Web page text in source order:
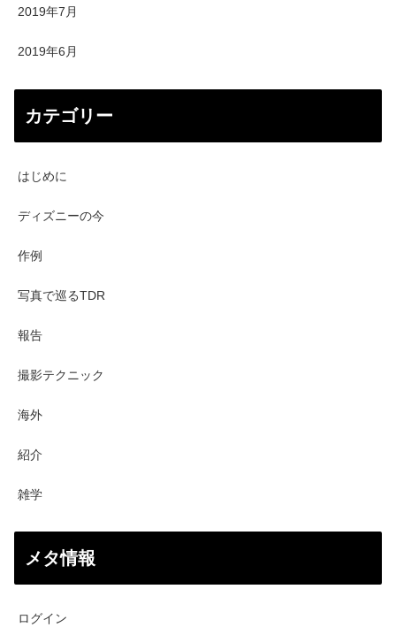
2019年7月
2019年6月
カテゴリー
はじめに
ディズニーの今
作例
写真で巡るTDR
報告
撮影テクニック
海外
紹介
雑学
メタ情報
ログイン